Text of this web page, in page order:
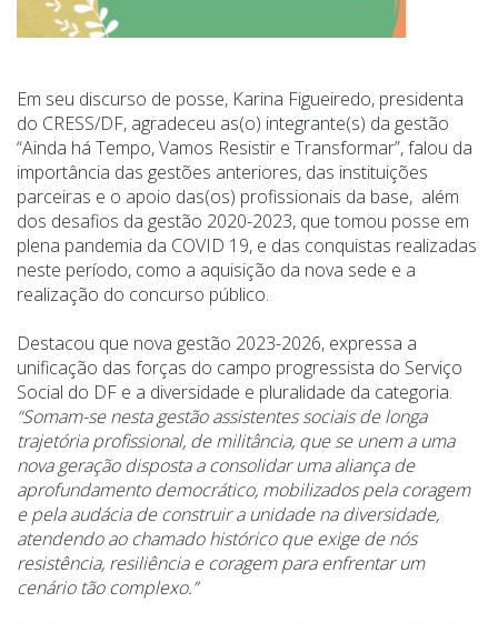
Em seu discurso de posse, Karina Figueiredo, presidenta
do CRESS/DF, agradeceu as(o) integrante(s) da gestão
“Ainda há Tempo, Vamos Resistir e Transformar”, falou da
importância das gestões anteriores, das instituições
parceiras e o apoio das(os) profissionais da base, além
dos desafios da gestão 2020-2023, que tomou posse em
plena pandemia da COVID 19, e das conquistas realizadas
neste período, como a aquisição da nova sede e a
realização do concurso público.
Destacou que nova gestão 2023-2026, expressa a
unificação das forças do campo progressista do Serviço
Social do DF e a diversidade e pluralidade da categoria.
“Somam-se nesta gestão assistentes sociais de longa
trajetória profissional, de militância, que se unem a uma
nova geração disposta a consolidar uma aliança de
aprofundamento democrático, mobilizados pela coragem
e pela audácia de construir a unidade na diversidade,
atendendo ao chamado histórico que exige de nós
resistência, resiliência e coragem para enfrentar um
cenário tão complexo.”